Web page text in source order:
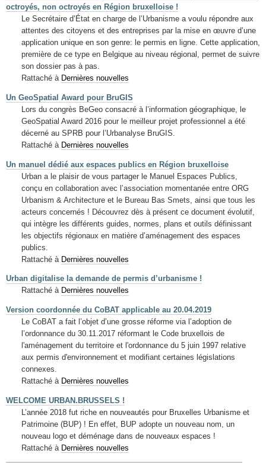
octroyés, non octroyés en Région bruxelloise !
Le Secrétaire d’État en charge de l’Urbanisme a voulu répondre aux
attentes des citoyens et des entreprises par la mise en œuvre d’une
application unique en son genre: le permis en ligne. Cette application,
première de ce type en Belgique au niveau régional, permet de suivre
son dossier pas à pas.
Rattaché à Dernières nouvelles
Un GeoSpatial Award pour BruGIS
Lors du congrès BeGeo consacré à l’information géographique, le
GeoSpatial Award 2016 pour le meilleur projet professionnel a été
décerné au SPRB pour l’Urbanalyse BruGIS.
Rattaché à Dernières nouvelles
Un manuel dédié aux espaces publics en Région bruxelloise
Urban a le plaisir de vous partager le Manuel Espaces Publics,
conçu en collaboration avec l’association momentanée entre ORG
Urbanism & Architecture et le Bureau Bas Smets, ainsi que tous les
acteurs concernés ! Découvrez dès à présent ce document évolutif,
qui intègre les différents guides, normes, plans et outils définissant
les objectifs régionaux en matière d’aménagement des espaces
publics.
Rattaché à Dernières nouvelles
Urban digitalise la demande de permis d’urbanisme !
Rattaché à Dernières nouvelles
Version coordonnée du CoBAT applicable au 20.04.2019
Le CoBAT a fait l’objet d’une grosse réforme via l’adoption de
l’ordonnance du 30.11.2017 réformant le Code bruxellois de
l'aménagement du territoire et l'ordonnance du 5 juin 1997 relative
aux permis d'environnement et modifiant certaines législations
connexes.
Rattaché à Dernières nouvelles
WELCOME URBAN.BRUSSELS !
L’année 2018 fut riche en nouveautés pour Bruxelles Urbanisme et
Patrimoine (BUP) ! En effet, BUP adopte un nouveau nom, un
nouveau logo et déménage dans de nouveaux espaces !
Rattaché à Dernières nouvelles